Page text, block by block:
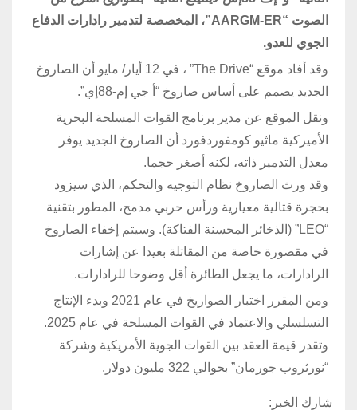
الصوت “AARGM-ER”، المخصصة لتدمير رادارات الدفاع
الجوي للعدو.
وقد أفاد موقع “The Drive” ، في 12 أيار/ مايو أن الصاروخ
الجديد يصمم على أساس صاروخ “أ جي إم-88إي”.
ونقل الموقع عن مدير برنامج القوات المسلحة البحرية
الأميركية ماثيو كومفوردفورد أن الصاروخ الجديد يوفر
معدل التدمير ذاته، لكنه أصغر حجما.
وقد ورث الصاروخ نظام التوجيه والتحكم، الذي سيزود
بحجرة قتالية معيارية ورأس حربي مدمج، المطور بتقنية
“LEO” (الذخائر المحسنة الفتاكة). وسيتم إخفاء الصاروخ
في مقصورة خاصة من المقاتلة بعيدا عن إشارات
الرادارات، ما يجعل الطائرة أقل وضوحا للرادارات.
ومن المقرر اختبار الصواريخ في عام 2021 وبدء الإنتاج
التسلسلي والاعتماد في القوات المسلحة في عام 2025.
وتقدر قيمة العقد بين القوات الجوية الأمريكية وشركة
“نورثروب جورمان” بحوالي 322 مليون دولار.
شارك الخبر: